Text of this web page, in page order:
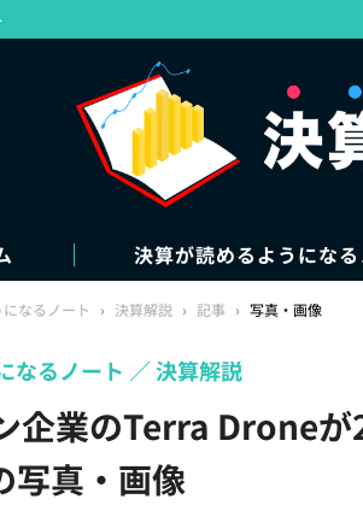
決算が読めるようになる
なるノート › 決算解説 › 記事 › 写真・画像
企業のTerra Drone
写真・画像
なるノート 決算解説